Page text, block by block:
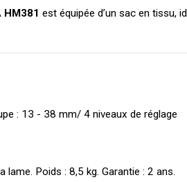
HM381 est équipée d’un sac en tissu,
: 13 - 38 mm/ 4 niveaux de réglage
lame. Poids : 8,5 kg. Garantie : 2 ans.